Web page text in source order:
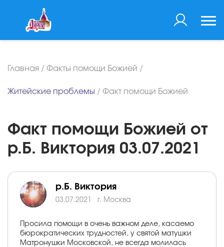
Главная / Факты помощи Божией /
Житейские проблемы / Факт помощи Божией
Факт помощи Божией от
р.Б. Виктория 03.07.2021
р.Б. Виктория
03.07.2021 г. Москва
Просила помощи в очень важном деле, касаемо
бюрократических трудностей, у святой матушки
Матронушки Московской, не всегда молилась